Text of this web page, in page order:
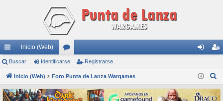
nl
ac
es
Inicio (Web)
or
os nti
fic
ist
ra
Buscar Identificarse Registrarse
Inicio (Web) Foro Punta de Lanza Wargames
s